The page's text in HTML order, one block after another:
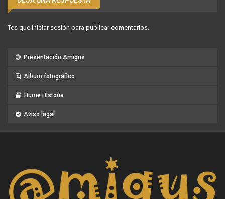
Tes que iniciar sesión para publicar comentarios.
Presentación Amigus
Album fotográfico
Hume Historia
Aviso legal